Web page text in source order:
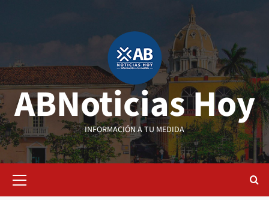
ABNoticias Hoy
INFORMACIÓN A TU MEDIDA
primario